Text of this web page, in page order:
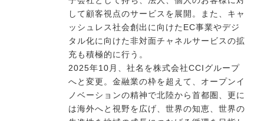
して顧客視点のサービスを展開。また、キャ
ッシュレス社会創出に向けたEC事業やデジ
タル化に向けた非対面チャネルサービスの拡
充も積極的に行う。
2025年10月、社名を株式会社CCIグループ
へと変更。金融業の枠を超えて、オープンイ
ノベーションの精神で北陸から首都圏、更に
は海外へと視野を広げ、世界の知恵、世界の